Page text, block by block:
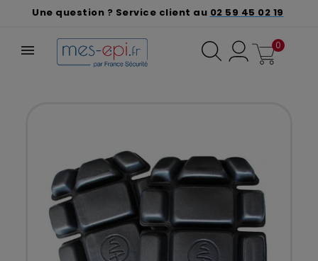
Une question ? Service client au 02 59 45 02 19
0